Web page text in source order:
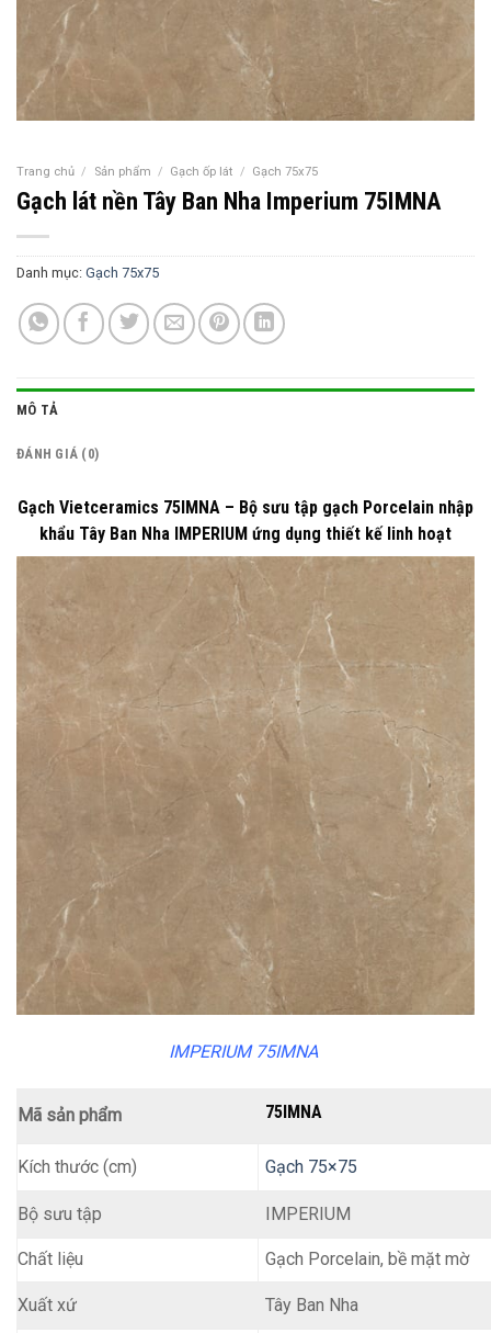
Trang chủ / Sản phẩm / Gạch ốp lát / Gạch 75x75
Gạch lát nền Tây Ban Nha Imperium 75IMNA
Danh mục: Gạch 75x75
MÔ TẢ
ĐÁNH GIÁ (0)
Gạch Vietceramics 75IMNA – Bộ sưu tập gạch Porcelain nhập
khẩu Tây Ban Nha IMPERIUM ứng dụng thiết kế linh hoạt
IMPERIUM 75IMNA
Mã sản phẩm 75IMNA
Kích thước (cm) Gạch 75×75
Bộ sưu tập IMPERIUM
Chất liệu Gạch Porcelain, bề mặt mờ
Xuất xứ Tây Ban Nha